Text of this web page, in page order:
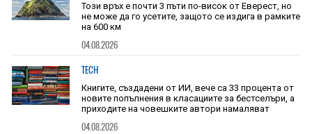
Този връх е почти 3 пъти по-висок от Еверест, но
не може да го усетите, защото се издига в рамките
на 600 км
04.08.2026
TECH
Книгите, създадени от ИИ, вече са 33 процента от
новите попълнения в класациите за бестселъри, а
приходите на човешките автори намаляват
04.08.2026